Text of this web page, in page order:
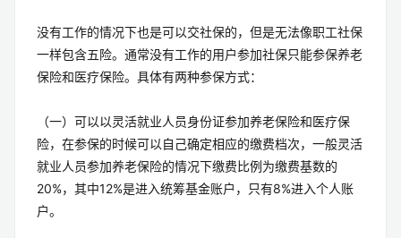
没有工作的情况下也是可以交社保的，但是无法像职工社保
一样包含五险。通常没有工作的用户参加社保只能参保养老
保险和医疗保险。具体有两种参保方式：
（一）可以以灵活就业人员身份证参加养老保险和医疗保
险，在参保的时候可以自己确定相应的缴费档次，一般灵活
就业人员参加养老保险的情况下缴费比例为缴费基数的
20%，其中12%是进入统筹基金账户，只有8%进入个人账
户。